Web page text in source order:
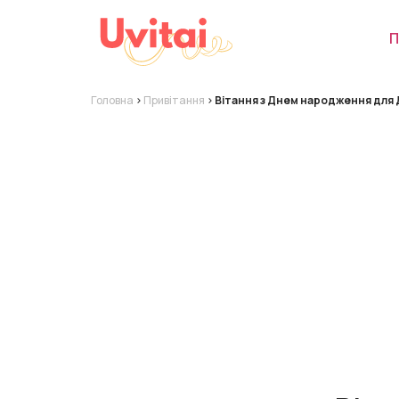
Головна > Привітання > Вітання з Днем народження для